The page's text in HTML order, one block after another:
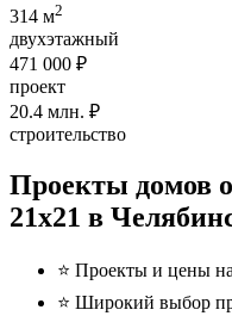
314 м2
двухэтажный
471 000 ₽
проект
20.4 млн. ₽
строительство
Проекты домов
21x21 в
⭐️ Проекты и цены
⭐️ Широкий выбор